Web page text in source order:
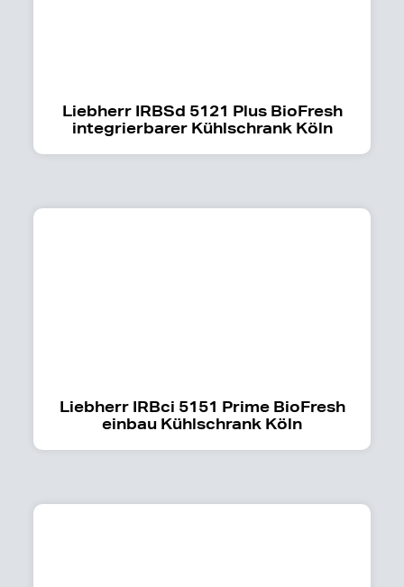
Liebherr IRBSd 5121 Plus BioFresh
integrierbarer Kühlschrank Köln
Liebherr IRBci 5151 Prime BioFresh
einbau Kühlschrank Köln